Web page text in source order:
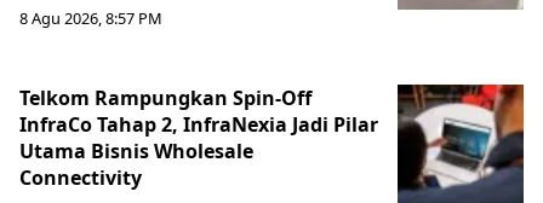
8 Agu 2026, 8:57 PM
Telkom Rampungkan Spin-Off
InfraCo Tahap 2, InfraNexia Jadi Pilar
Utama Bisnis Wholesale
Connectivity